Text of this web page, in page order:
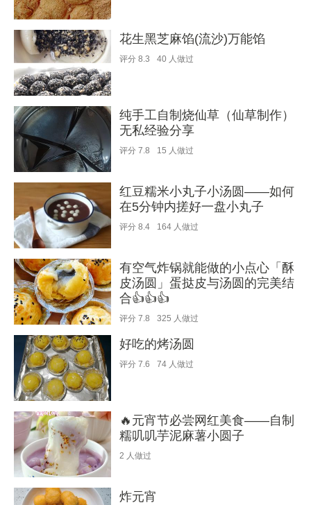
花生黑芝麻馅(流沙)万能馅
评分 8.3 40 人做过
纯手工自制烧仙草（仙草制作）
无私经验分享
评分 7.8 15 人做过
红豆糯米小丸子小汤圆——如何
在5分钟内搓好一盘小丸子
评分 8.4 164 人做过
有空气炸锅就能做的小点心「酥
皮汤圆」蛋挞皮与汤圆的完美结
合👍👍👍
评分 7.8 325 人做过
好吃的烤汤圆
评分 7.6 74 人做过
🔥元宵节必尝网红美食——自制
糯叽叽芋泥麻薯小圆子
2 人做过
炸元宵